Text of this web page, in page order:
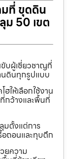
มที่ ขุดดิน
ม 50 เขต
บผู้เชี่ยวชาญที่
นดินทุกรูปแบบ
ฮให้เลือกใช้งาน
กว้างและพื้นที่
มตั้งแต่การ
อถอนและทุบตึก
ยความ